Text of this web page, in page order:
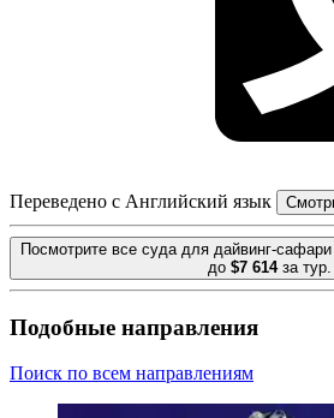
Переведено с Английский язык
Посмотрите все суда для дайвинг-
до $7 614за тур.
Подобные направления
Поиск по всем направлениям